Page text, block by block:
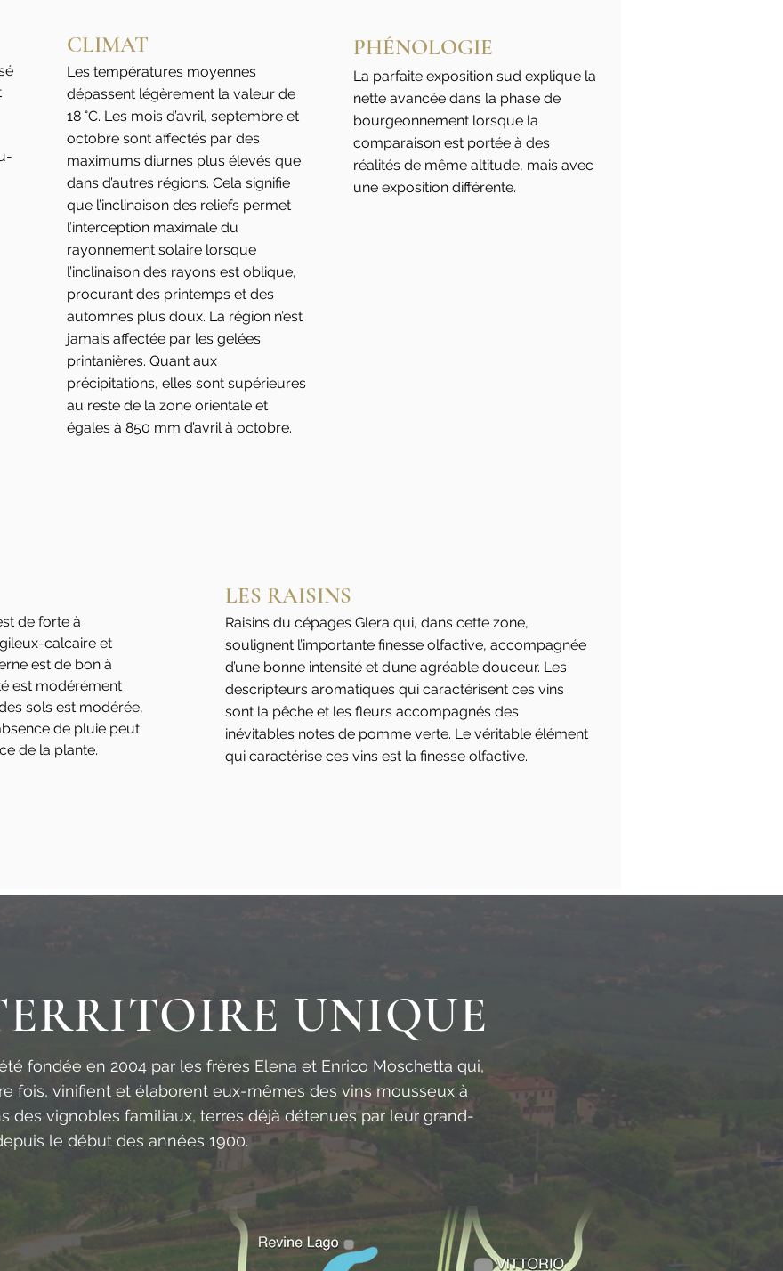
CLIMAT
Les températures moyennes
dépassent légèrement la valeur de
18 °C. Les mois d’avril, septembre et
octobre sont affectés par des
maximums diurnes plus élevés que
dans d’autres régions. Cela signifie
que l’inclinaison des reliefs permet
l’interception maximale du
rayonnement solaire lorsque
l’inclinaison des rayons est oblique,
procurant des printemps et des
automnes plus doux. La région n’est
jamais affectée par les gelées
printanières. Quant aux
précipitations, elles sont supérieures
au reste de la zone orientale et
égales à 850 mm d’avril à octobre.
PHÉNOLOGIE
La parfaite exposition sud explique la
nette avancée dans la phase de
bourgeonnement lorsque la
comparaison est portée à des
réalités de même altitude, mais avec
une exposition différente.
de forte à
calcaire et
est de bon à
est modérément
sols est modérée,
de pluie peut
de la plante.
LES RAISINS
Raisins du cépages Glera qui, dans cette zone,
soulignent l’importante finesse olfactive, accompagnée
d’une bonne intensité et d’une agréable douceur. Les
descripteurs aromatiques qui caractérisent ces vins
sont la pêche et les fleurs accompagnés des
inévitables notes de pomme verte. Le véritable élément
qui caractérise ces vins est la finesse olfactive.
UNIQUE
fondée en 2004 par les frères Elena et Enrico Moschetta qui,
fois, vinifient et élaborent eux-mêmes des vins mousseux à
des vignobles familiaux, terres déjà détenues par leur grand-
le début des années 1900.